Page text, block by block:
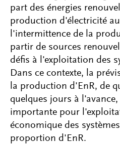
part des énergies
production d'électricité
l'intermittence de la
partir de sources
défis à l'exploitation des
Dans ce contexte, la
la production d'EnR, de
quelques jours à
importante pour
économique des
proportion d'EnR.